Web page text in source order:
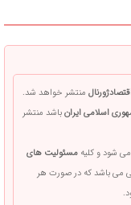
منتشر خواهد شد.
اسلامی ایرانباشد منتشر
شود و کلیهمسئولیت های
می باشد که در صورت هر